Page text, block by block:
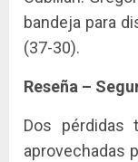
bandeja para
(37-30).
Reseña –
Dos pérdidas
aprovechadas